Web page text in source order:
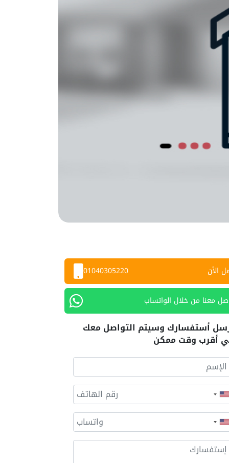
الأن 01040305220
معنا من خلال الواتساب
أستفسارك وسيتم التواصل معك
أقرب وقت ممكن